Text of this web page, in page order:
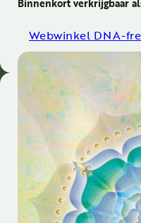
Binnenkort verkrijgbaar
Webwinkel DNA-